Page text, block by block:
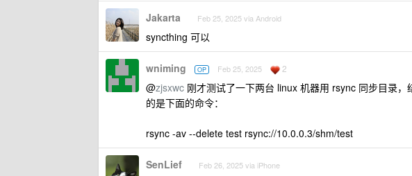
Jakarta Feb 25, 2025 via Android
syncthing 可以
wniming OP Feb 25, 2025 2
@zjsxwc 刚才测试了一下两台 linux 机器用 rsync 同步目录
的是下面的命令：
rsync -av --delete test rsync://10.0.0.3/shm/test
SenLief Feb 26, 2025 via iPhone